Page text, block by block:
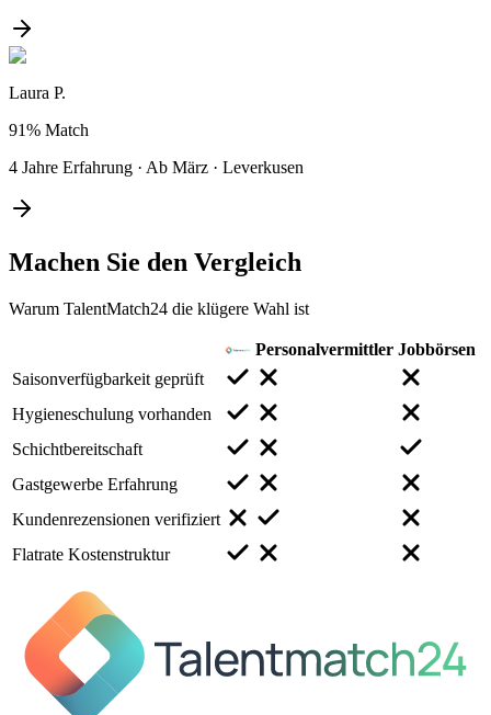
Laura P.
91% Match
4 Jahre Erfahrung · Ab März · Leverkusen
Machen Sie den Vergleich
Warum TalentMatch24 die klügere Wahl ist
Personalvermittler Jobbörsen
Saisonverfügbarkeit geprüft
Hygieneschulung vorhanden
Schichtbereitschaft
Gastgewerbe Erfahrung
Kundenrezensionen verifiziert
Flatrate Kostenstruktur